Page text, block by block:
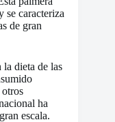
se caracteriza
de gran
la dieta de las
ha
escala.